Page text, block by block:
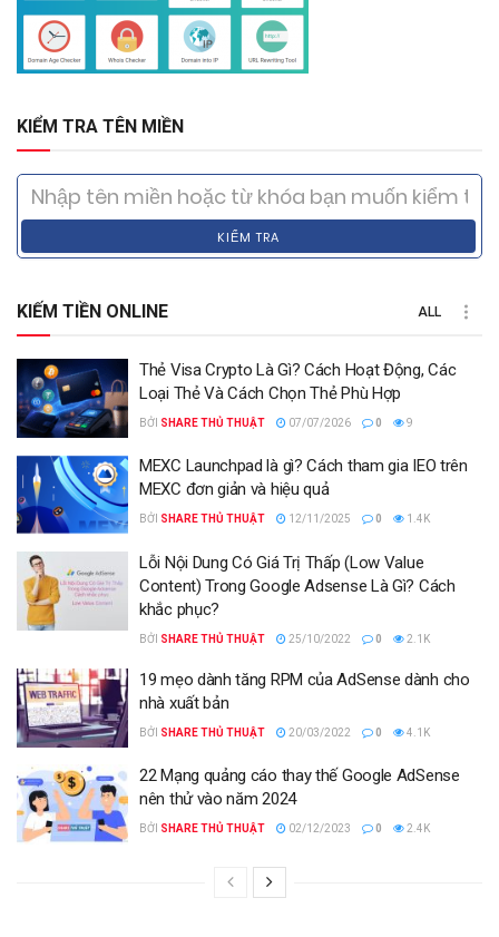
KIỂM TRA TÊN MIỀN
KIỂM TRA
KIẾM TIỀN ONLINE ALL
Thẻ Visa Crypto Là Gì? Cách Hoạt Động, Các
Loại Thẻ Và Cách Chọn Thẻ Phù Hợp
BỞI SHARE THỦ THUẬT 07/07/2026 0 9
MEXC Launchpad là gì? Cách tham gia IEO trên
MEXC đơn giản và hiệu quả
BỞI SHARE THỦ THUẬT 12/11/2025 0 1.4K
Lỗi Nội Dung Có Giá Trị Thấp (Low Value
Content) Trong Google Adsense Là Gì? Cách
khắc phục?
BỞI SHARE THỦ THUẬT 25/10/2022 0 2.1K
19 mẹo dành tăng RPM của AdSense dành cho
nhà xuất bản
BỞI SHARE THỦ THUẬT 20/03/2022 0 4.1K
22 Mạng quảng cáo thay thế Google AdSense
nên thử vào năm 2024
BỞI SHARE THỦ THUẬT 02/12/2023 0 2.4K